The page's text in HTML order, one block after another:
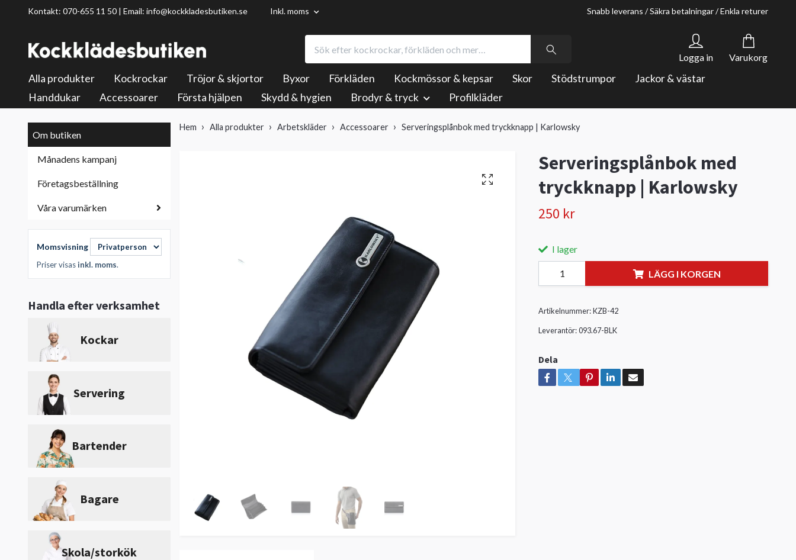
Kontakt: 070-655 11 50 | Email: info@kockkladesbutiken.se Inkl. moms Snabb leverans / Säkra betalningar / Enkla returer
Logga in Varukorg
Alla produkter Kockrockar Tröjor & skjortor Byxor Förkläden Kockmössor & kepsar Skor Stödstrumpor
Jackor & västar
Handdukar
Accessoarer Första hjälpen Skydd & hygien Brodyr & tryck Profilkläder
Om butiken
Månadens kampanj
Företagsbeställning
Våra varumärken
Momsvisning
Priser visasinkl. moms.
Handla efter verksamhet
Kockar
Servering
Bartender
Bagare
Skola/storkök
Hem Alla produkter Arbetskläder Accessoarer Serveringsplånbok med tryckknapp | Karlowsky
Serveringsplånbok med
tryckknapp | Karlowsky
250 kr
I lager
LÄGG I KORGEN
Artikelnummer: KZB-42
Leverantör: 093.67-BLK
Dela